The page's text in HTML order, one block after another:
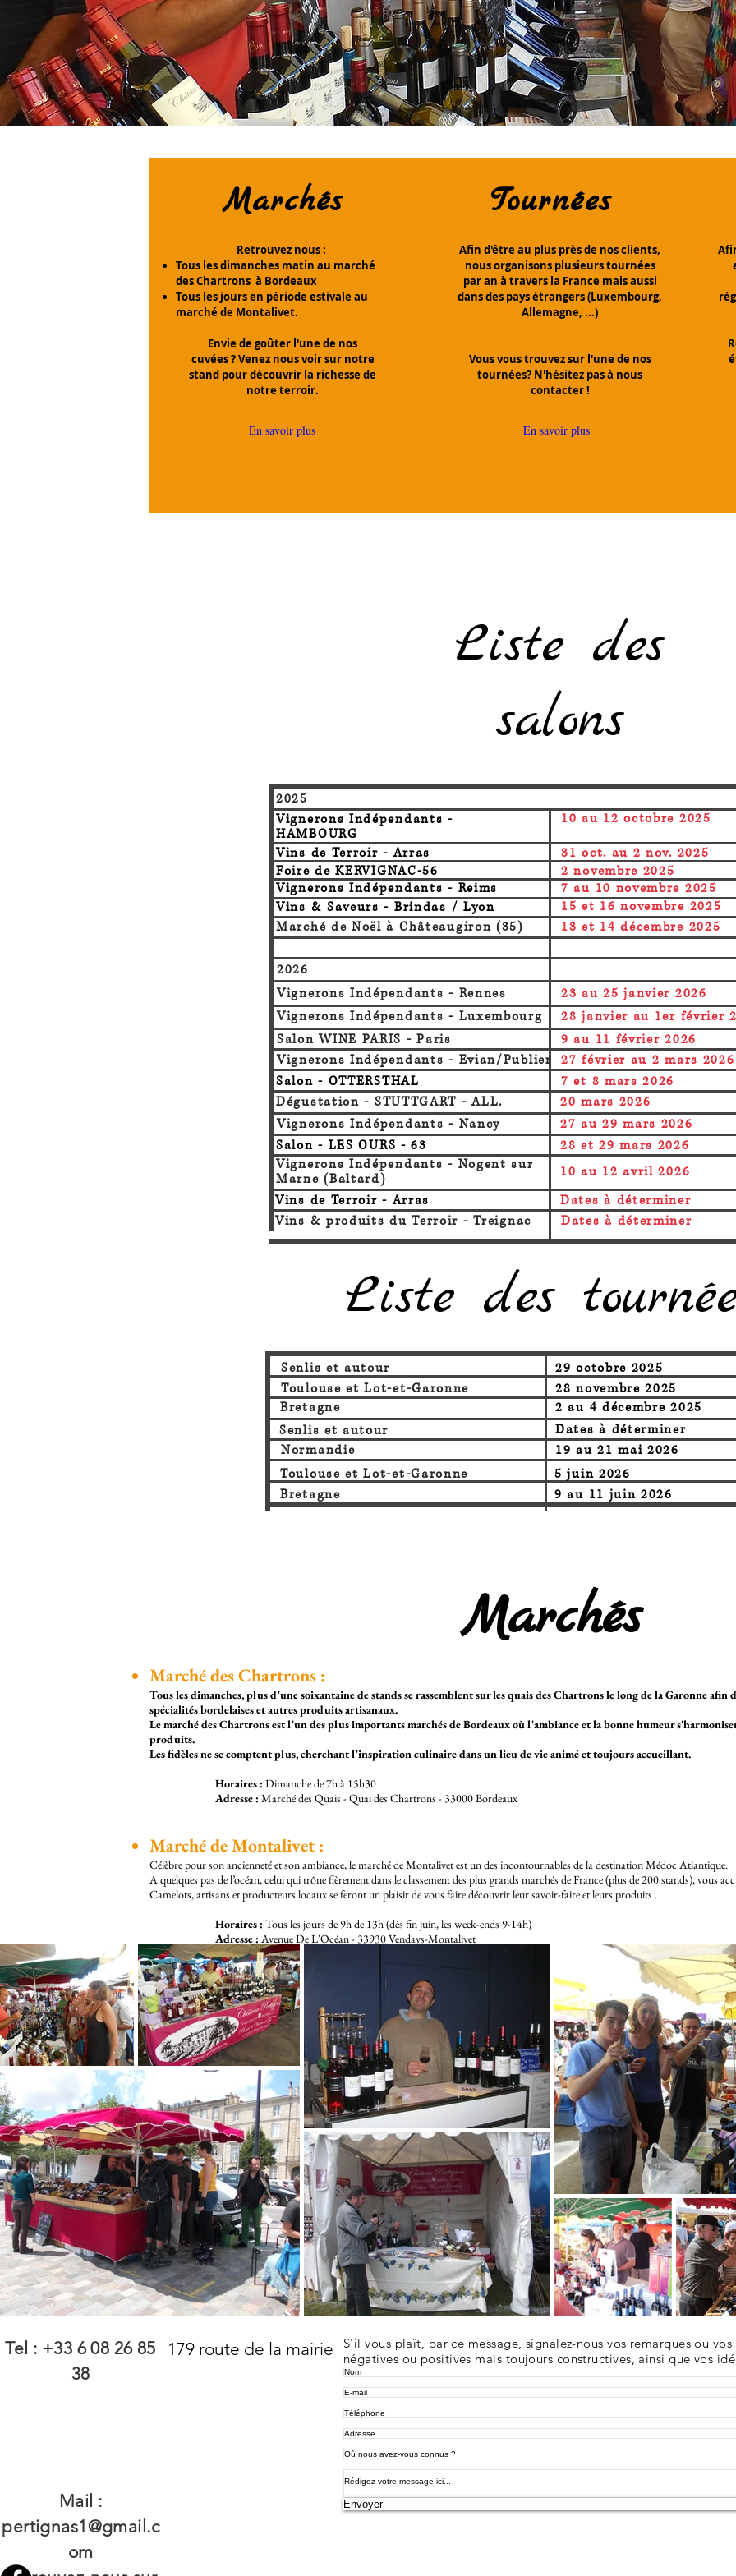
Marchés
Retrouvez nous :
Tous les dimanches matin au marché
des Chartrons à Bordeaux
Tous les jours en période estivale au
marché de Montalivet.
Envie de goûter l'une de nos
cuvées ? Venez nous voir sur notre
stand pour découvrir la richesse de
notre terroir.
En savoir plus
Tournées
Afin d'être au plus près de nos clients,
nous organisons plusieurs tournées
par an à travers la France mais aussi
dans des pays étrangers (Luxembourg,
Allemagne, ...)
Vous vous trouvez sur l'une de nos
tournées? N'hésitez pas à nous
contacter !
En savoir plus
Liste des
salons
2025
2026
Vignerons Indépendants - Rennes
28 janvier au 1er février
13 et 14 décembre 2025
15 et 16 novembre 2025
Vignerons Indépendants - Evian/Publier
Vins & Saveurs - Brindas / Lyon
Marché de Noël à Châteaugiron (35)
Vins de Terroir -Arras
Salon WINE PARIS -Paris
31 oct. au 2 nov. 2025
Vins & produits du Terroir -Treignac
Vignerons Indépendants - Luxembourg
23 au 25 janvier 2026
Salon - OTTERSTHAL
27 au 29 mars 2026
9 au 11 février 2026
7 et 8 mars 2026
Vignerons Indépendants - Nancy
Vignerons Indépendants - Nogent sur
Marne (Baltard)
27 février au 2 mars 2026
28 et 29 mars 2026
10 au 12 avril 2026
Salon - LES OURS - 63
Dates à déterminer
Vignerons Indépendants -
HAMBOURG
10 au 12 octobre 2025
Foire deKERVIGNAC-56
2 novembre 2025
Vignerons Indépendants - Reims 7 au 10 novembre 2025
Dégustation - STUTTGART - ALL. 20 mars 2026
Vins de Terroir -Arras
Dates à déterminer
Liste des
2 au 4 décembre 2025
Normandie
Bretagne
Toulouse et Lot-et-Garonne
19 au 21 mai 2026
29 octobre 2025
28 novembre 2025
Dates à déterminer
Senlis et autour
Bretagne 9 au 11 juin 2026
Toulouse et Lot-et-Garonne 5 juin 2026
Senlis et autour
Marchés
Marché des Chartrons :
Tous les dimanches, plus d'une soixantaine de stands se rassemblent sur les quais des Chartrons le long de la Garonne afin
spécialités bordelaises et autres produits artisanaux.
Le marché des Chartrons est l'un des plus importants marchés de Bordeaux où l'ambiance et la bonne humeur
produits.
Les fidèles ne se comptent plus, cherchant l'inspiration culinaire dans un lieu de vie animé et toujours accueillant.
Horaires : Dimanche de 7h à 15h30
Adresse : Marché des Quais - Quai des Chartrons - 33000 Bordeaux
Marché de Montalivet :
Célèbre pour son ancienneté et son ambiance, le marché de Montalivet est un des incontournables de la destination Médoc Atlantique.
A quelques pas de l’océan, celui qui trône fièrement dans le classement des plus grands marchés de France (plus de 200 stands), vous
Camelots, artisans et producteurs locaux se feront un plaisir de vous faire découvrir leur savoir-faire et leurs produits .
Horaires : Tous les jours de 9h de 13h (dès fin juin, les week-ends 9-14h)
Adresse : Avenue De L'Océan - 33930 Vendays-Montalivet
Tel : +33 6 08 26 85
38
Mail :
pertignas1@gmail.c
om
179 route de la mairie
S'il vous plaît, par ce message, signalez-nous vos remarques ou
négatives ou positives mais toujours constructives, ainsi que vos
Envoyer